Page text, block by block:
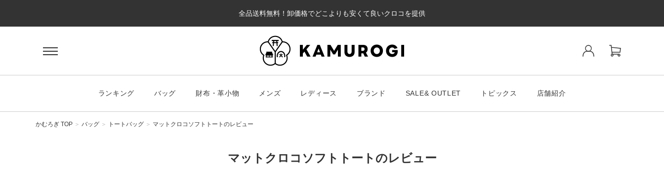
全品送料無料！卸価格でどこよりも安くて良いクロコを提供
ランキング バッグ 財布・革小物 メンズ レディース ブランド SALE& OUTLET トピックス 店舗紹介
KEYWORD #キーワード #キーワードキーワード
かむろぎ TOP バッグ トートバッグ マットクロコソフトトートのレビュー
マットクロコソフトトートのレビュー